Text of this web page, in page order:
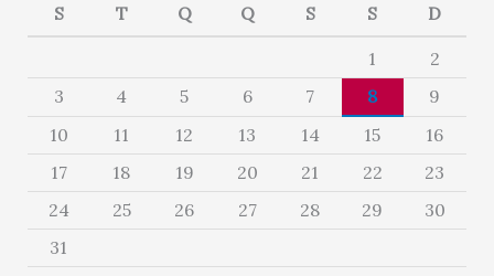
S T Q Q S S D
1
2
3
4 5 6 7 8
9
10
11 12 13 14 15
16
17
18 19 20 21 22
23
24
25 26 27 28 29
30
31